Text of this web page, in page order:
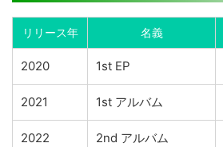
リリース年 名義
2020 1st EP
2021 1st アルバム
2022 2nd アルバム